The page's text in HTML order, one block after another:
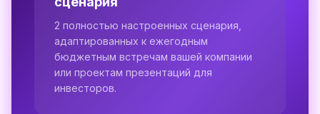
2 полностью настроенных сценария,
адаптированных к ежегодным
бюджетным встречам вашей компании
или проектам презентаций для
инвесторов.